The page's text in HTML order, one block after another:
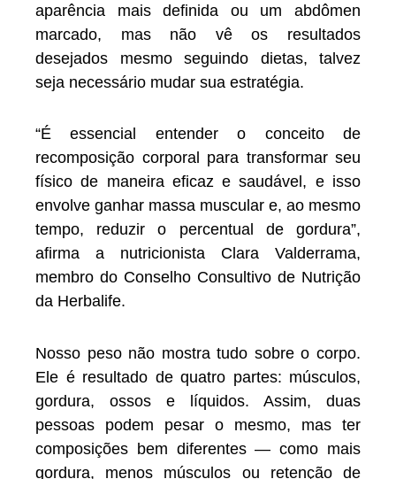
aparência mais definida ou um abdômen
marcado, mas não vê os resultados
desejados mesmo seguindo dietas, talvez
seja necessário mudar sua estratégia.
“É essencial entender o conceito de
recomposição corporal para transformar seu
físico de maneira eficaz e saudável, e isso
envolve ganhar massa muscular e, ao mesmo
tempo, reduzir o percentual de gordura”,
afirma a nutricionista Clara Valderrama,
membro do Conselho Consultivo de Nutrição
da Herbalife.
Nosso peso não mostra tudo sobre o corpo.
Ele é resultado de quatro partes: músculos,
gordura, ossos e líquidos. Assim, duas
pessoas podem pesar o mesmo, mas ter
composições bem diferentes — como mais
gordura, menos músculos ou retenção de